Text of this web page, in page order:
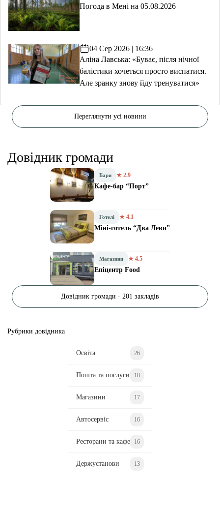
Погода в Мені на 05.08.2026
04 Сер 2026 | 16:36
Аліна Лавська: «Буває, після нічної
балістики хочеться просто виспатися.
Але зранку знову йду тренуватися»
Переглянути усі новини
Довідник громади
Бари ★ 2.9
Кафе-бар “Порт”
Готелі ★ 4.1
Міні-готель “Два Леви”
Магазини ★ 4.5
Епіцентр Food
Довідник громади · 201 закладів
Рубрики довідника
Освіта 26
Пошта та послуги 18
Магазини 17
Автосервіс 16
Ресторани та кафе 16
Держустанови 13